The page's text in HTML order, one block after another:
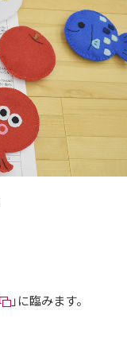
」に臨みます。